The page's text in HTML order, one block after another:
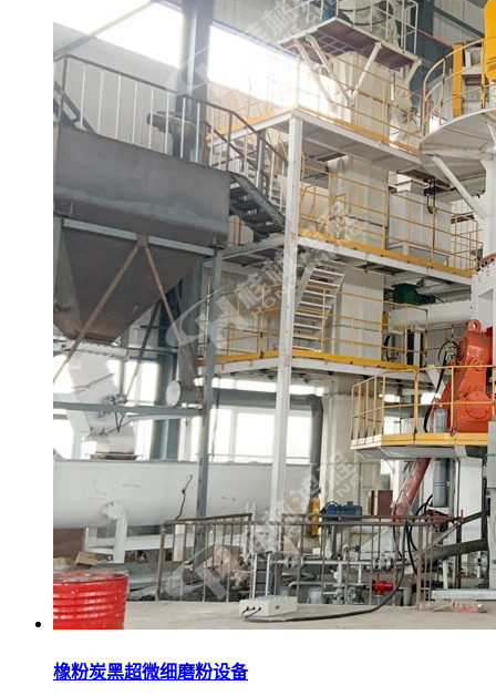
橡粉炭黑超微细磨粉设备